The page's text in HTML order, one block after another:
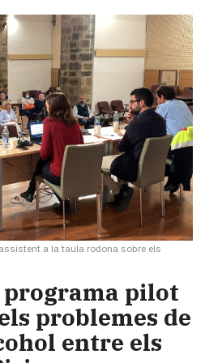
a la taula rodona sobre els
pilot
problemes de
entre els